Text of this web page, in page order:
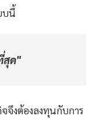
บนี้
สุด"
จึงต้องลงทุนกับการ